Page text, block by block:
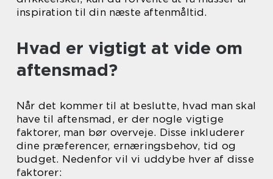
inspiration til din næste aftenmåltid.
Hvad er vigtigt at vide om
aftensmad?
Når det kommer til at beslutte, hvad man skal
have til aftensmad, er der nogle vigtige
faktorer, man bør overveje. Disse inkluderer
dine præferencer, ernæringsbehov, tid og
budget. Nedenfor vil vi uddybe hver af disse
faktorer: